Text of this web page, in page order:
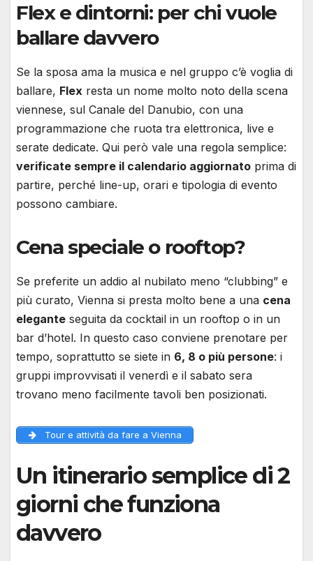
Flex e dintorni: per chi vuole
ballare davvero
Se la sposa ama la musica e nel gruppo c’è voglia di
ballare, Flex resta un nome molto noto della scena
viennese, sul Canale del Danubio, con una
programmazione che ruota tra elettronica, live e
serate dedicate. Qui però vale una regola semplice:
verificate sempre il calendario aggiornato prima di
partire, perché line-up, orari e tipologia di evento
possono cambiare.
Cena speciale o rooftop?
Se preferite un addio al nubilato meno “clubbing” e
più curato, Vienna si presta molto bene a una cena
elegante seguita da cocktail in un rooftop o in un
bar d’hotel. In questo caso conviene prenotare per
tempo, soprattutto se siete in 6, 8 o più persone: i
gruppi improvvisati il venerdì e il sabato sera
trovano meno facilmente tavoli ben posizionati.
Tour e attività da fare a Vienna
Un itinerario semplice di 2
giorni che funziona
davvero